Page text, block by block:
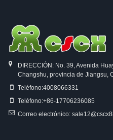
DIRECCIÓN: No. 39, Avenida
Changshu, provincia de Jiangsu,
Teléfono:4008066331
Teléfono:+86-17706236085
Correo electrónico: